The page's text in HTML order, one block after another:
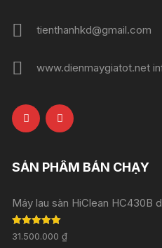
tienthanhkd@gmail.com
www.dienmaygiatot.net
SẢN PHẨM BÁN CHẠY
Máy lau sàn HiClean HC430B
Rated5.00
out of 5
31.500.000₫